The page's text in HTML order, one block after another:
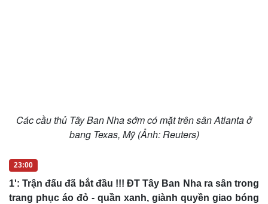
Các cầu thủ Tây Ban Nha sớm có mặt trên sân Atlanta ở
bang Texas, Mỹ (Ảnh: Reuters)
23:00
1': Trận đấu đã bắt đầu !!! ĐT Tây Ban Nha ra sân trong
trang phục áo đỏ - quần xanh, giành quyền giao bóng